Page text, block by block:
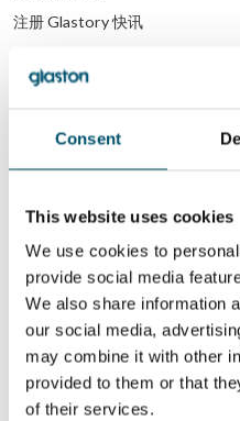
Consent
This website uses cookies
We use cookies to
provide social media
We also share information
our social media,
may combine it with other
provided to them or that
of their services.
注册 Glastory 快讯
作者简介